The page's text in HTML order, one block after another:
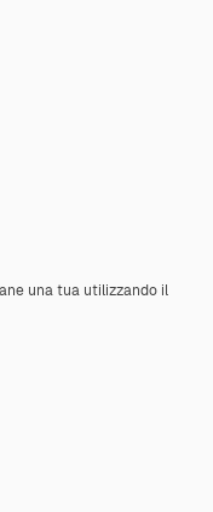
una tua utilizzando il